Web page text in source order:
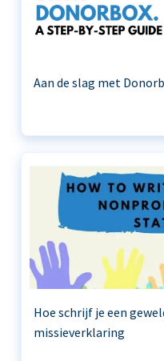
Aan de slag met
Hoe schrijf je een
missieverklaring